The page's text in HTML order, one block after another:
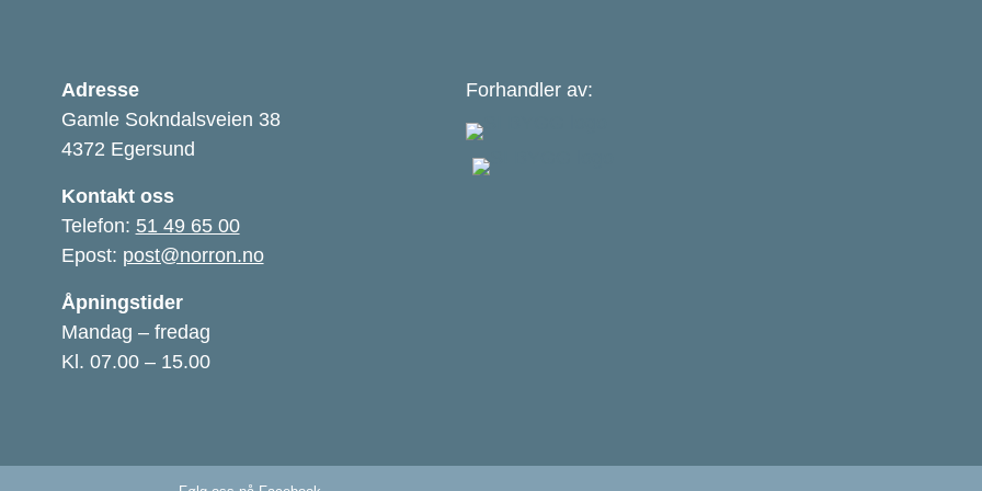
Adresse
Gamle Sokndalsveien 38
4372 Egersund
Kontakt oss
Telefon: 51 49 65 00
Epost: post@norron.no
Åpningstider
Mandag – fredag
Kl. 07.00 – 15.00
Forhandler av: